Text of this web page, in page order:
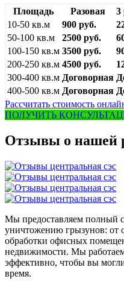
Площадь Разовая
3
10-50 кв.м
900 руб.
50-100 кв.м
2500 руб.
100-150 кв.м 3500 руб.
200-250 кв.м 4500 руб.
300-400 кв.м Договорная
400-500 кв.м Договорная
Рассчитать стоимость
ПОЛУЧИТЬ
Отзывы о нашей
Мы предоставляем полный
уничтожению грызунов: от
обработки офисных
недвижимости. Мы
эффективно, чтобы вы
время.